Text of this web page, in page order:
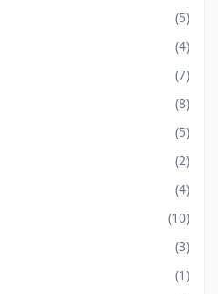
(5)
(4)
(7)
(8)
(5)
(2)
(4)
(10)
(3)
(1)